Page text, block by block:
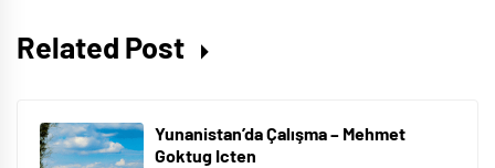
Related Post
Yunanistan’da Çalışma – Mehmet
Goktug Icten